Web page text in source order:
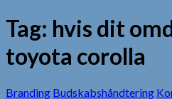
Tag: hvis dit
toyota corolla
Branding Budskabshåndtering